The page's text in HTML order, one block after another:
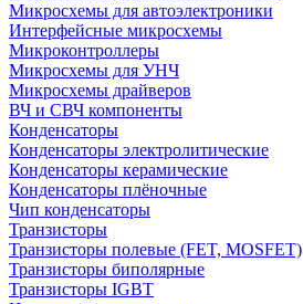
Микросхемы для автоэлектроники
Интерфейсные микросхемы
Микроконтроллеры
Микросхемы для УНЧ
Микросхемы драйверов
ВЧ и СВЧ компоненты
Конденсаторы
Конденсаторы электролитические
Конденсаторы керамические
Конденсаторы плёночные
Чип конденсаторы
Транзисторы
Транзисторы полевые (FET, MOSFET)
Транзисторы биполярные
Транзисторы IGBT